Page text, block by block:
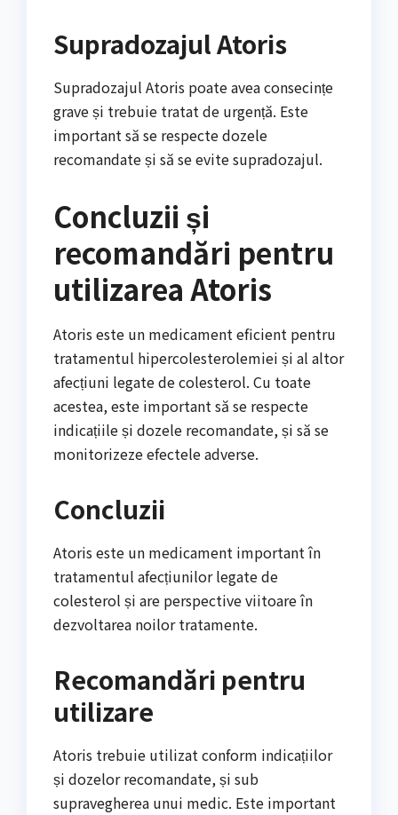
Supradozajul Atoris
Supradozajul Atoris poate avea consecințe
grave și trebuie tratat de urgență. Este
important să se respecte dozele
recomandate și să se evite supradozajul.
Concluzii și
recomandări pentru
utilizarea Atoris
Atoris este un medicament eficient pentru
tratamentul hipercolesterolemiei și al altor
afecțiuni legate de colesterol. Cu toate
acestea, este important să se respecte
indicațiile și dozele recomandate, și să se
monitorizeze efectele adverse.
Concluzii
Atoris este un medicament important în
tratamentul afecțiunilor legate de
colesterol și are perspective viitoare în
dezvoltarea noilor tratamente.
Recomandări pentru
utilizare
Atoris trebuie utilizat conform indicațiilor
și dozelor recomandate, și sub
supravegherea unui medic. Este important